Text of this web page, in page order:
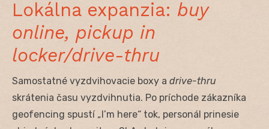
Lokálna expanzia: buy
online, pickup in
locker/drive-thru
Samostatné vyzdvihovacie boxy a drive-thru
skrátenia času vyzdvihnutia. Po príchode zákazníka
geofencing spustí „I’m here“ tok, personál prinesie